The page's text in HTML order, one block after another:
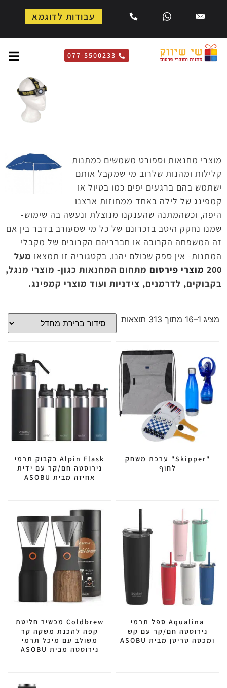
עבודות לדוגמא
077-5500233
מוצרי מחנאות וספורט משמשים כמתנות
קלילות ומהנות שלרוב מי שמקבל אותם
ישתמש בהם ברגעים יפים כמו בטיול או
קמפינג של לילה באחד ממחוזות ארצנו
היפה, וכשהמתנה שהענקנו מנוצלת ונעשה בה שימוש-
שמנו נחקק היטב בזכרונם של כל מי שמעורב בדבר בין אם
זה המשפחה הקרובה או חברריהם הקרובים של מקבלי
המתנות- אין ספק שכולם יהנו. בקטגוריה זו תמצאו מעל
200 מוצרי פירסום מתחום המחנאות כגון- מוצרי מנגל,
בקבוקים, לדרמנים, צידניות ועוד מוצרי קמפינג.
מציג 1–16 מתוך 313 תוצאות
"Skipper" ערכת משחק
לחוף
Alpin Flask בקבוק תרמי
נירוסטה חם/קר עם ידית
אחיזה מבית ASOBU
Aqualina ספל תרמי
נירוסטה חם/קר עם קש
ומכסה טריטן מבית ASOBU
Coldbrew מכשיר חליטת
קפה להכנת משקה קר
משולב עם מיכל תרמי
נירוסטה מבית ASOBU